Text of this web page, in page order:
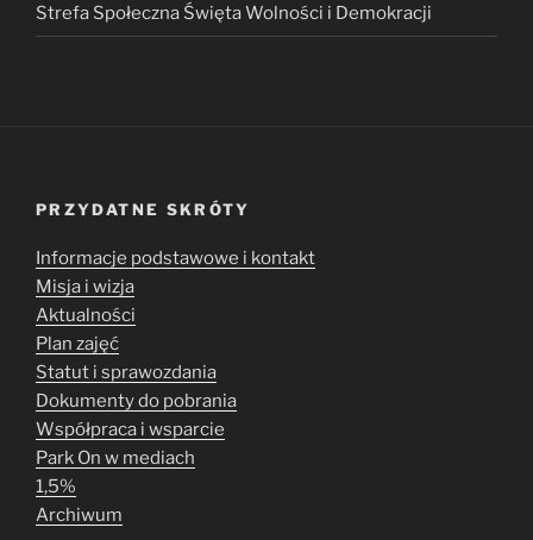
Strefa Społeczna Święta Wolności i Demokracji
PRZYDATNE SKRÓTY
Informacje podstawowe i kontakt
Misja i wizja
Aktualności
Plan zajęć
Statut i sprawozdania
Dokumenty do pobrania
Współpraca i wsparcie
Park On w mediach
1,5%
Archiwum